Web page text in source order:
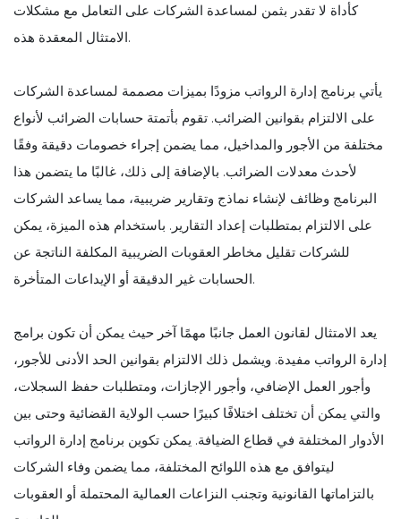
كأداة لا تقدر بثمن لمساعدة الشركات على التعامل مع مشكلات
الامتثال المعقدة هذه.
يأتي برنامج إدارة الرواتب مزودًا بميزات مصممة لمساعدة الشركات
على الالتزام بقوانين الضرائب. تقوم بأتمتة حسابات الضرائب لأنواع
مختلفة من الأجور والمداخيل، مما يضمن إجراء خصومات دقيقة وفقًا
لأحدث معدلات الضرائب. بالإضافة إلى ذلك، غالبًا ما يتضمن هذا
البرنامج وظائف لإنشاء نماذج وتقارير ضريبية، مما يساعد الشركات
على الالتزام بمتطلبات إعداد التقارير. باستخدام هذه الميزة، يمكن
للشركات تقليل مخاطر العقوبات الضريبية المكلفة الناتجة عن
الحسابات غير الدقيقة أو الإيداعات المتأخرة.
يعد الامتثال لقانون العمل جانبًا مهمًا آخر حيث يمكن أن تكون برامج
إدارة الرواتب مفيدة. ويشمل ذلك الالتزام بقوانين الحد الأدنى للأجور،
وأجور العمل الإضافي، وأجور الإجازات، ومتطلبات حفظ السجلات،
والتي يمكن أن تختلف اختلافًا كبيرًا حسب الولاية القضائية وحتى بين
الأدوار المختلفة في قطاع الضيافة. يمكن تكوين برنامج إدارة الرواتب
ليتوافق مع هذه اللوائح المختلفة، مما يضمن وفاء الشركات
بالتزاماتها القانونية وتجنب النزاعات العمالية المحتملة أو العقوبات